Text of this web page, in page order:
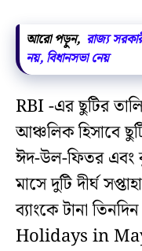
আরো পড়ুন, রাজ্য
নয়, বিধানসভা নেয়
RBI -এর ছুটির
আঞ্চলিক হিসাবে
ঈদ-উল-ফিতর এবং
মাসে দুটি দীর্ঘ
ব্যাংকে টানা
Holidays in